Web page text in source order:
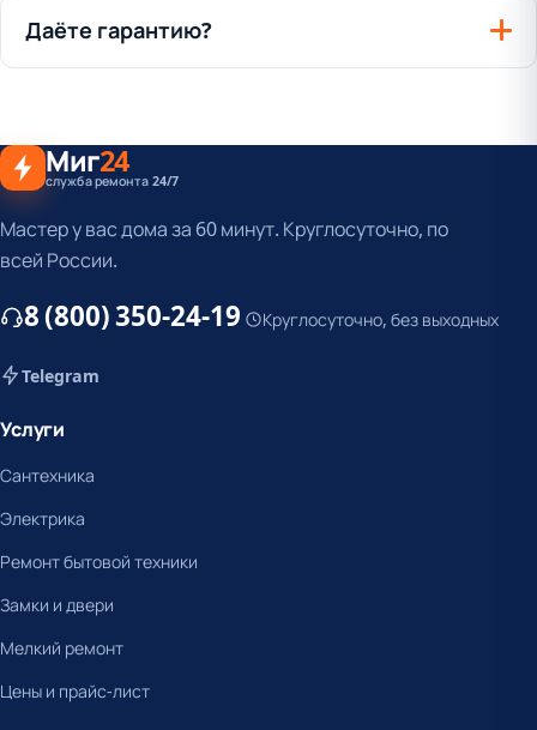
Даёте гарантию?
Миг24
служба ремонта 24/7
Мастер у вас дома за 60 минут. Круглосуточно, по
всей России.
8 (800) 350-24-19 Круглосуточно, без выходных
Telegram
Услуги
Сантехника
Электрика
Ремонт бытовой техники
Замки и двери
Мелкий ремонт
Цены и прайс-лист